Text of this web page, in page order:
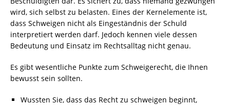
wird, sich selbst zu belasten. Eines der Kernelemente ist,
dass Schweigen nicht als Eingeständnis der Schuld
interpretiert werden darf. Jedoch kennen viele dessen
Bedeutung und Einsatz im Rechtsalltag nicht genau.
Es gibt wesentliche Punkte zum Schweigerecht, die Ihnen
bewusst sein sollten.
Wussten Sie, dass das Recht zu schweigen beginnt,